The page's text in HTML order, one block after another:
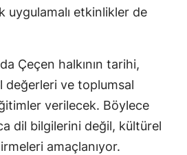
uygulamalı etkinlikler de
Çeçen halkının tarihi,
değerleri ve toplumsal
verilecek. Böylece
dil bilgilerini değil, kültürel
amaçlanıyor.